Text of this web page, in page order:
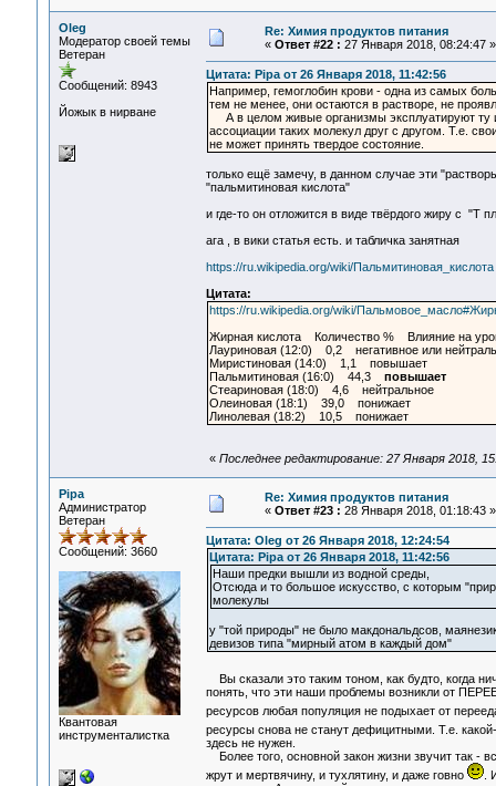
Oleg
Модератор своей темы
Ветеран
Сообщений: 8943
Йожык в нирване
Re: Химия продуктов питания
« Ответ #22 : 27 Января 2018, 08:24:47 »
Цитата: Pipa от 26 Января 2018, 11:42:56
Например, гемоглобин крови - одна из самых
тем не менее, они остаются в растворе, не
А в целом живые организмы эксплуатируют ту
ассоциации таких молекул друг с другом. Т.е.
не может принять твердое состояние.
только ещё замечу, в данном случае эти
"пальмитиновая кислота"
и где-то он отложится в виде твёрдого жиру с "T
ага , в вики статья есть. и табличка занятная
https://ru.wikipedia.org/wiki/Пальмитиновая_кислота
Цитата:
https://ru.wikipedia.org/wiki/
Жирная кислота Количество % Влияние на
Лауриновая (12:0) 0,2 негативное или
Миристиновая (14:0) 1,1 повышает
Пальмитиновая (16:0) 44,3 повышает
Стеариновая (18:0) 4,6 нейтральное
Олеиновая (18:1) 39,0 понижает
Линолевая (18:2) 10,5 понижает
« Последнее редактирование: 27 Января 2018,
Pipa
Администратор
Ветеран
Сообщений: 3660
Квантовая
инструменталистка
Re: Химия продуктов питания
« Ответ #23 : 28 Января 2018, 01:18:43 »
Цитата: Oleg от 26 Января 2018, 12:24:54
Цитата: Pipa от 26 Января 2018, 11:42:56
Наши предки вышли из водной среды,
Отсюда и то большое искусство, с которым
молекулы
у "той природы" не было макдональдсов,
девизов типа "мирный атом в каждый дом"
Вы сказали это таким тоном, как будто, когда
понять, что эти наши проблемы возникли от
ресурсов любая популяция не подыхает от
ресурсы снова не станут дефицитными. Т.е.
здесь не нужен.
Более того, основной закон жизни звучит так -
жрут и мертвячину, и тухлятину, и даже говно
.